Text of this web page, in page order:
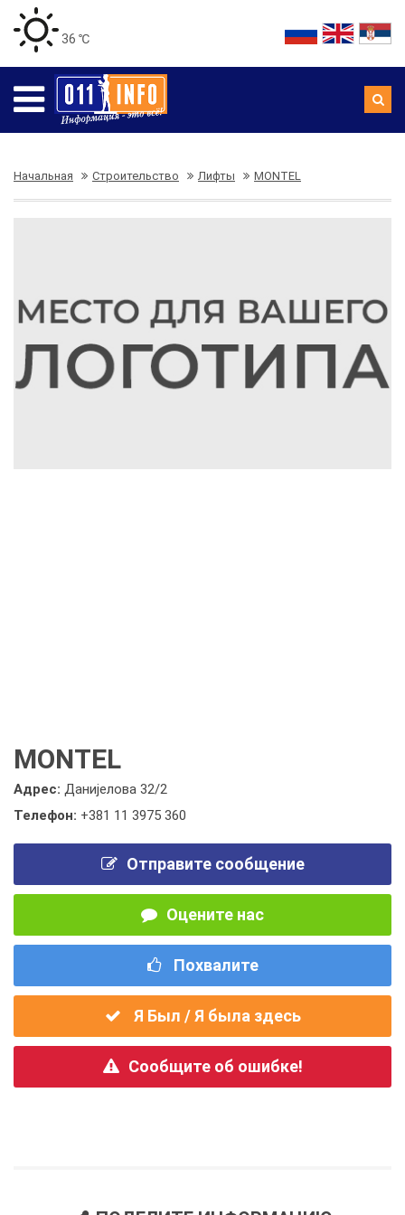
36 ℃
Начальная Строительство Лифты MONTEL
MONTEL
Адрес: Данијелова 32/2
Телефон: +381 11 3975 360
Отправите сообщение
Оцените нас
Похвалите
Я Был / Я была здесь
Сообщите об ошибке!